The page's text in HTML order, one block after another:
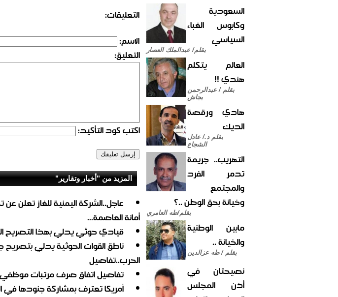
السعودية
وكابوس الغباء
السياسي
بقلم/ عبدالملك العصار
العالم يتكلم
هندي !!
بقلم / عبدالرحمن
بجاش
هادي ورقصة
الديك
بقلم د./ عادل
الشجاع
التهريب.. جريمة
تدمر الفرد
والمجتمع
وخيانة بحق الوطن ..؟
بقلم/طه العامري
مابين الوطنية
والخيانة ..
بقلم / طه عزالدين
نصيحتان في
أذن المجلس
التعليقات:
الاسم:
التعليق:
اكتب كود التأكيد:
المزيد من "أخبار وتقارير"
أمانة العاصمة...
قيادي حوثي يدلي بهذا التصريح
ناطق القوات الحوثية يدلي
الحرب..تفاصيل
تفاصيل اتفاق صرف مرتبات موظفي
أمريكا تعترف بمشاركة جنودها في